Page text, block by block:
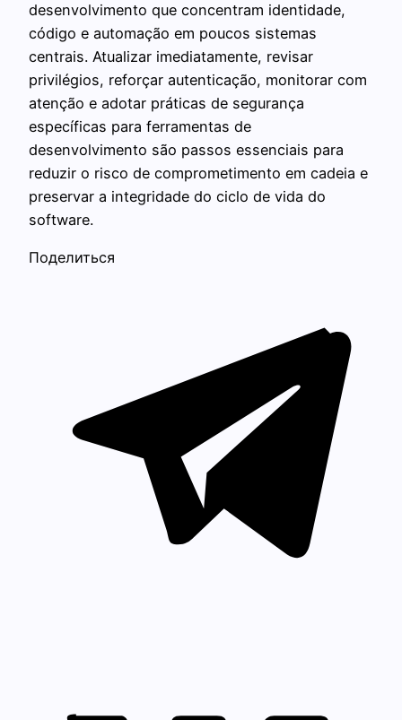
desenvolvimento que concentram identidade,
código e automação em poucos sistemas
centrais. Atualizar imediatamente, revisar
privilégios, reforçar autenticação, monitorar com
atenção e adotar práticas de segurança
específicas para ferramentas de
desenvolvimento são passos essenciais para
reduzir o risco de comprometimento em cadeia e
preservar a integridade do ciclo de vida do
software.
Поделиться